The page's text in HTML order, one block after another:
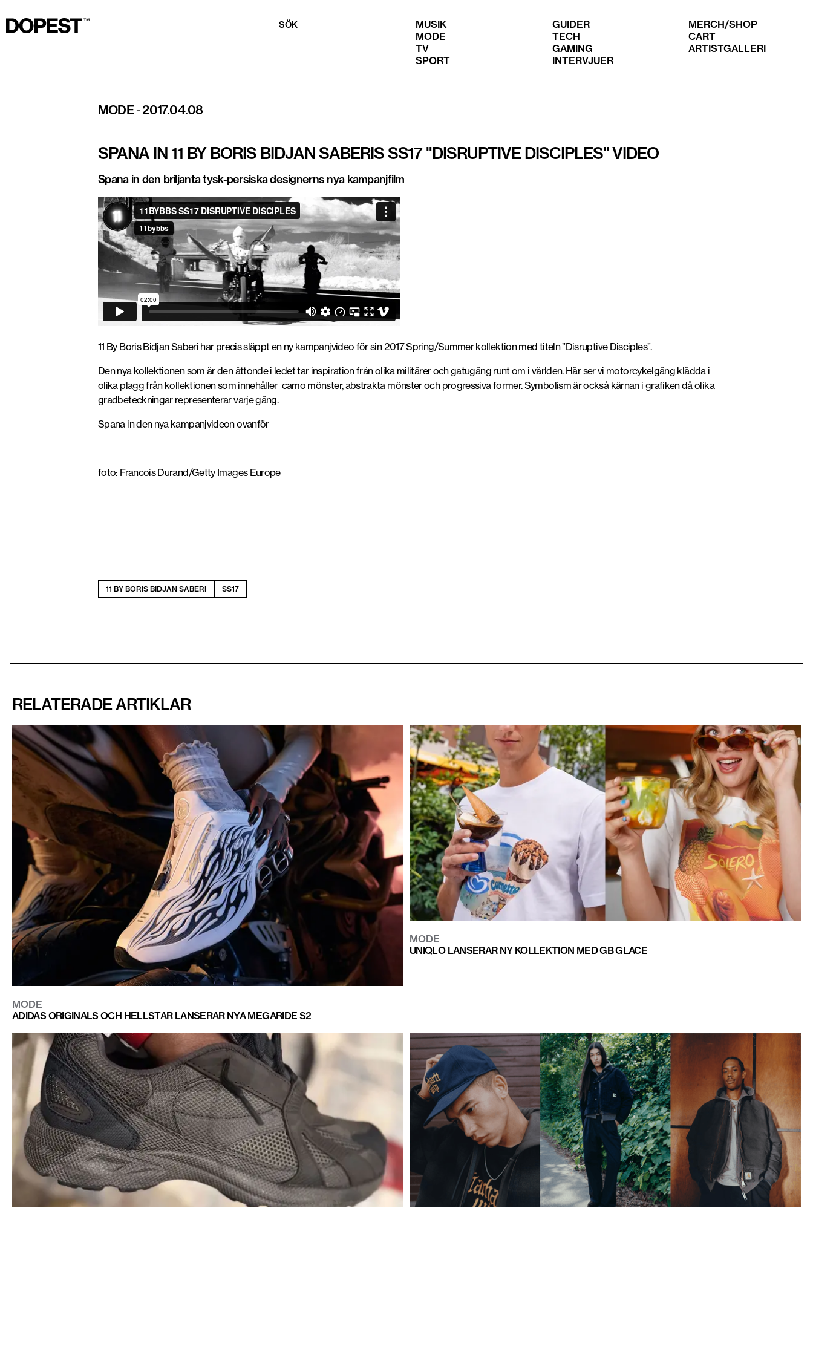
SÖK
MUSIK
MODE
TV
SPORT
GUIDER
TECH
GAMING
INTERVJUER
MERCH/SHOP
CART
ARTISTGALLERI
MODE-2017.04.08
SPANA IN 11 BY BORIS BIDJAN SABERIS SS17 "DISRUPTIVE DISCIPLES" VIDEO
Spana in den briljanta tysk-persiska designerns nya kampanjfilm
11 By Boris Bidjan Saberi har precis släppt en ny kampanjvideo för sin 2017 Spring/Summer kollektion med titeln ”Disruptive Disciples”.
Den nya kollektionen som är den åttonde i ledet tar inspiration från olika militärer och gatugäng runt om i världen. Här ser vi motorcykelgäng klädda i
olika plagg från kollektionen som innehåller camo mönster, abstrakta mönster och progressiva former. Symbolism är också kärnan i grafiken då olika
gradbeteckningar representerar varje gäng.
Spana in den nya kampanjvideon ovanför
foto: Francois Durand/Getty Images Europe
11 BY BORIS BIDJAN SABERI SS17
RELATERADE ARTIKLAR
MODE
ADIDAS ORIGINALS OCH HELLSTAR LANSERAR NYA MEGARIDE S2
MODE
UNIQLO LANSERAR NY KOLLEKTION MED GB GLACE